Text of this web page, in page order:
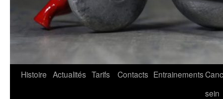
Histoire Actualités Tarifs Contacts Entrainements
sein